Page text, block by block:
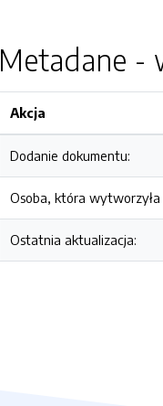
Metadane -
Akcja
Dodanie dokumentu:
Osoba, która
Ostatnia aktualizacja: